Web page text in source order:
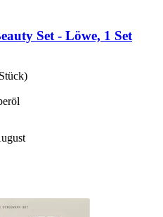
Set -​ Löwe, 1 Set